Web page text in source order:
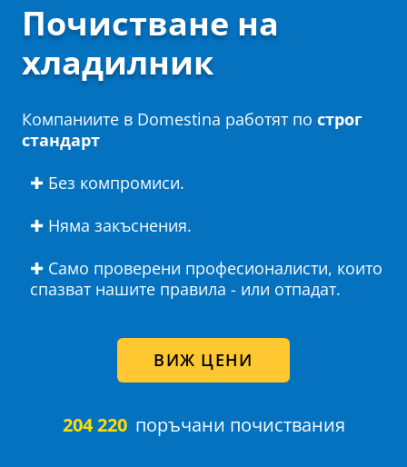
Почистване на
хладилник
Компаниите в Domestina работят по строг
стандарт
✚ Без компромиси.
✚ Няма закъснения.
✚ Само проверени професионалисти, които
спазват нашите правила - или отпадат.
ВИЖ ЦЕНИ
204 220 поръчани почиствания